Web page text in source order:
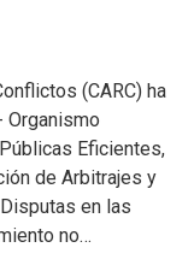
(CARC) ha
Organismo
Eficientes,
de Arbitrajes y
en las
no…